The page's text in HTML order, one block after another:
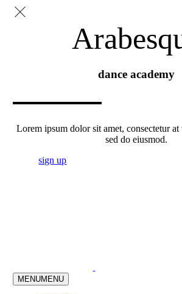
dance academy
Lorem ipsum dolor sit amet, consectetur
sed do eiusmod.
sign up
MENUMENU